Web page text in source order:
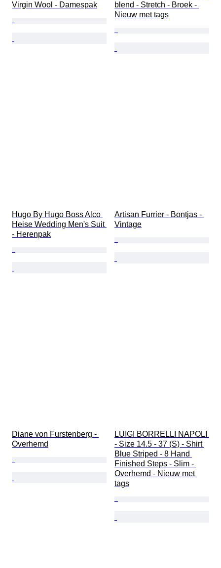
Virgin Wool - Damespak
blend - Stretch - Broek -
Nieuw met tags
Hugo By Hugo Boss Alco
Heise Wedding Men's Suit
- Herenpak
Artisan Furrier - Bontjas -
Vintage
Diane von Furstenberg -
Overhemd
LUIGI BORRELLI NAPOLI
- Size 14.5 - 37 (S) - Shirt
Blue Striped - 8 Hand
Finished Steps - Slim -
Overhemd - Nieuw met
tags